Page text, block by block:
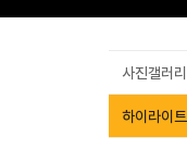
사진갤러리
하이라이트